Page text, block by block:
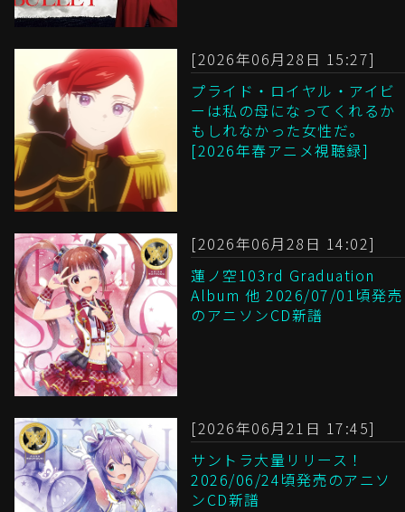
[2026年06月28日 15:27]
プライド・ロイヤル・アイビ
ーは私の母になってくれるか
もしれなかった女性だ。
[2026年春アニメ視聴録]
[2026年06月28日 14:02]
蓮ノ空103rd Graduation
Album 他 2026/07/01頃発売
のアニソンCD新譜
[2026年06月21日 17:45]
サントラ大量リリース！
2026/06/24頃発売のアニソ
ンCD新譜